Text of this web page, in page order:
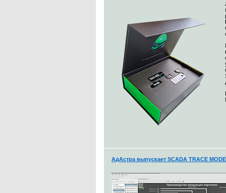
АдАстра выпускает SCADA TRACE